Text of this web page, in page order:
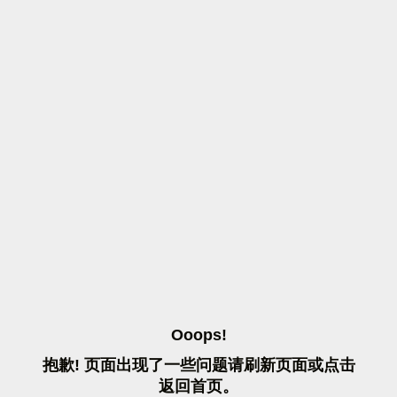
OOOPS!
抱歉! 页面出现了一些问题请刷 新页面或点击
返 回首页。